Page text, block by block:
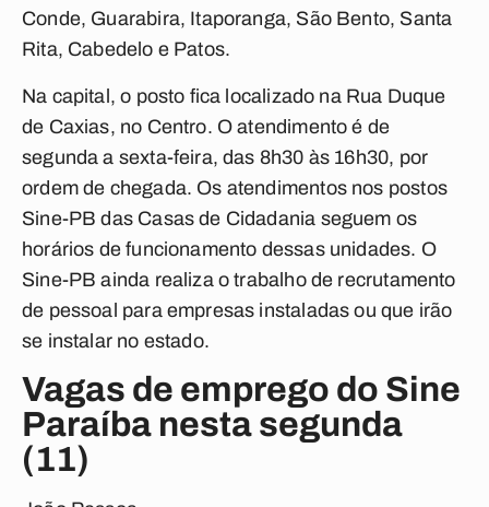
Conde, Guarabira, Itaporanga, São Bento, Santa
Rita, Cabedelo e Patos.
Na capital, o posto fica localizado na Rua Duque
de Caxias, no Centro. O atendimento é de
segunda a sexta-feira, das 8h30 às 16h30, por
ordem de chegada. Os atendimentos nos postos
Sine-PB das Casas de Cidadania seguem os
horários de funcionamento dessas unidades. O
Sine-PB ainda realiza o trabalho de recrutamento
de pessoal para empresas instaladas ou que irão
se instalar no estado.
Vagas de emprego do Sine
Paraíba nesta segunda
(11)